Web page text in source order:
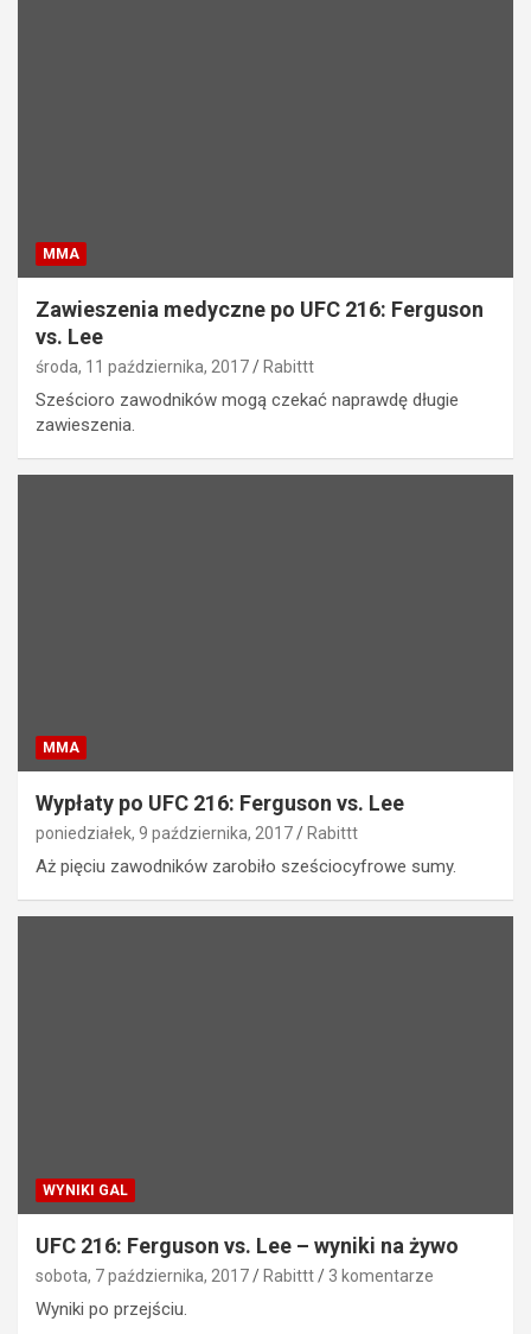
MMA
Zawieszenia medyczne po UFC 216: Ferguson
vs. Lee
środa, 11 października, 2017 Rabittt
Sześcioro zawodników mogą czekać naprawdę długie
zawieszenia.
MMA
Wypłaty po UFC 216: Ferguson vs. Lee
poniedziałek, 9 października, 2017 Rabittt
Aż pięciu zawodników zarobiło sześciocyfrowe sumy.
WYNIKI GAL
UFC 216: Ferguson vs. Lee – wyniki na żywo
sobota, 7 października, 2017 Rabittt 3 komentarze
Wyniki po przejściu.